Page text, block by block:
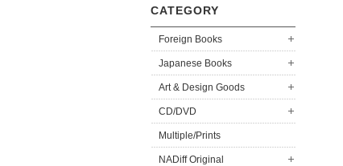
CATEGORY
Foreign Books
Japanese Books
Art & Design Goods
CD/DVD
Multiple/Prints
NADiff Original